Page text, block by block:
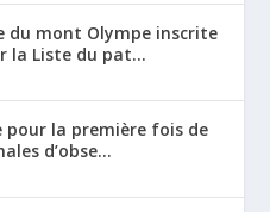
du mont Olympe inscrite
la Liste du pat...
pour la première fois de
d’obse...